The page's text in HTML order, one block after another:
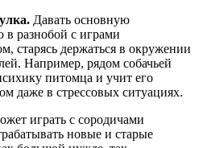
Давать основную
в разнобой с играми
старясь держаться в окружении
Например, рядом собачьей
питомца и учит его
даже в стрессовых ситуациях.
играть с сородичами
новые и старые